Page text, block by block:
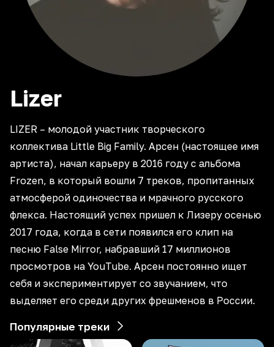
Lizer
LIZER – молодой участник творческого
коллектива Little Big Family. Арсен (настоящее имя
артиста), начал карьеру в 2016 году с альбома
Frozen, в который вошли 7 треков, пропитанных
атмосферой одиночества и мрачного русского
флекса. Настоящий успех пришел к Лизеру осенью
2017 года, когда в сети появился его клип на
песню False Mirror, набравший 17 миллионов
просмотров на YouTube. Арсен постоянно ищет
себя и экспериментирует со звучанием, что
выделяет его среди других фрешменов в России.
Популярные треки